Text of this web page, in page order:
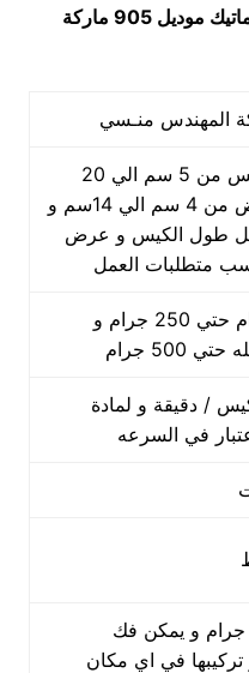
موديل 905 ماركة
طول الكيس من 5 سم الي 20
سم وعرض من 4 سم الي 14سم و
طول الكيس و عرض
متطلبات العمل
من 5 جرام حتي 250 جرام و
500 جرام
33كيس / دقيقة و لمادة
في السرعه
جرام و يمكن فك
تركيبها في اي مكان